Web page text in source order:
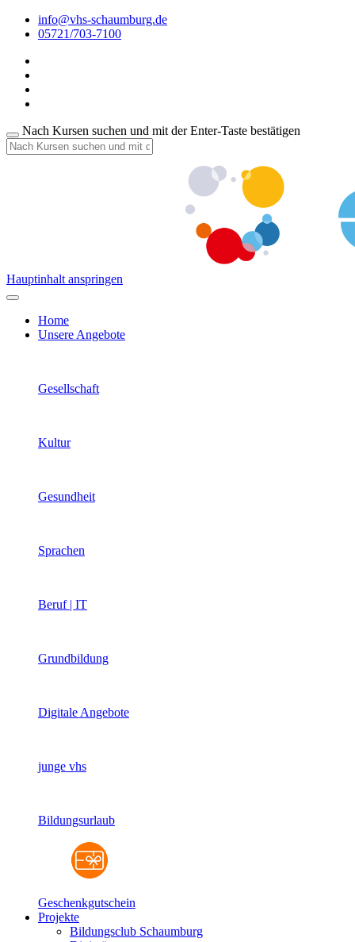
info@vhs-schaumburg.de
05721/703-7100
Nach Kursen suchen und mit der Enter-Taste bestätigen
Hauptinhalt anspringen
Home
Unsere Angebote
Gesellschaft
Kultur
Gesundheit
Sprachen
Beruf | IT
Grundbildung
Digitale Angebote
junge vhs
Bildungsurlaub
Geschenkgutschein
Projekte
Bildungsclub Schaumburg